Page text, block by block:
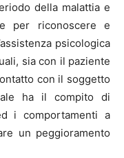
della malattia e
per riconoscere e
psicologica
sia con il paziente
con il soggetto
ha il compito di
i comportamenti a
un peggioramento